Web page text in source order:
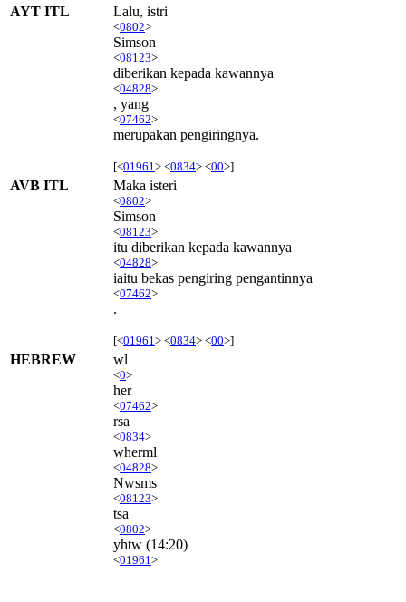
AYT ITL
Lalu, istri
<0802>
Simson
<08123>
diberikan kepada kawannya
<04828>
, yang
<07462>
merupakan pengiringnya.
[<01961 > <0834> <00>]
AVB ITL Maka isteri
<0802>
Simson
<08123>
itu diberikan kepada kawannya
<04828>
iaitu bekas pengiring pengantinnya
<07462>
.
[<01961 > <0834> <00>]
HEBREW wl
<0>
her
<07462>
rsa
<0834>
wherml
<04828>
Nwsms
<08123>
tsa
<0802>
yhtw (14:20)
<01961 >